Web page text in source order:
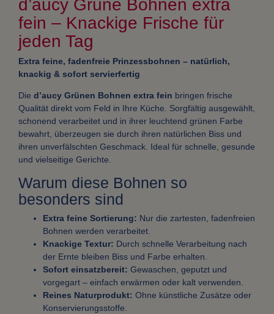
d’aucy Grüne Bohnen extra
fein – Knackige Frische für
jeden Tag
Extra feine, fadenfreie Prinzessbohnen – natürlich,
knackig & sofort servierfertig
Die d’aucy Grünen Bohnen extra fein bringen frische
Qualität direkt vom Feld in Ihre Küche. Sorgfältig ausgewählt,
schonend verarbeitet und in ihrer leuchtend grünen Farbe
bewahrt, überzeugen sie durch ihren natürlichen Biss und
ihren unverfälschten Geschmack. Ideal für schnelle, gesunde
und vielseitige Gerichte.
Warum diese Bohnen so
besonders sind
Extra feine Sortierung: Nur die zartesten, fadenfreien
Bohnen werden verarbeitet.
Knackige Textur: Durch schnelle Verarbeitung nach
der Ernte bleiben Biss und Farbe erhalten.
Sofort einsatzbereit: Gewaschen, geputzt und
vorgegart – einfach erwärmen oder kalt verwenden.
Reines Naturprodukt: Ohne künstliche Zusätze oder
Konservierungsstoffe.